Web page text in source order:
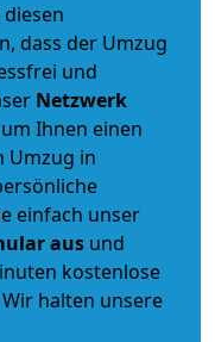
dass der Umzug
und
Netzwerk
Ihnen einen
Umzug in
einfach unser
aus und
kostenlose
halten unsere